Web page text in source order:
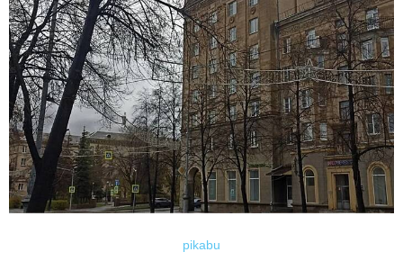
pikabu